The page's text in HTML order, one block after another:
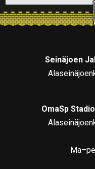
Seinäjoen
OmaSp